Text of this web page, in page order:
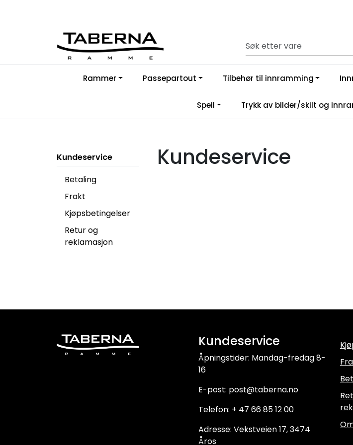
Rammer Passepartout Tilbehør til innramming
Speil Trykk av bilder/skilt og
Kundeservice
Betaling
Frakt
Kjøpsbetingelser
Retur og
reklamasjon
Kundeservice
Kundeservice
Åpningstider: Mandag-fredag 8-
16
E-post: post@taberna.no
Telefon: + 47 66 85 12 00
Adresse: Vekstveien 17, 3474
Åros